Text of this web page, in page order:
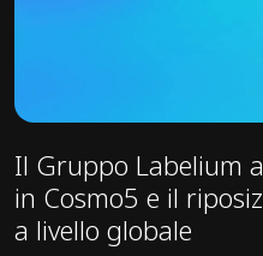
Il Gruppo Labelium
in Cosmo5 e il
a livello globale